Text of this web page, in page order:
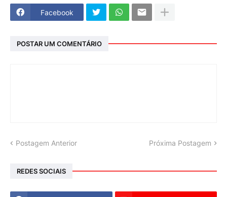
Facebook
POSTAR UM COMENTÁRIO
Postagem Anterior Próxima Postagem
REDES SOCIAIS